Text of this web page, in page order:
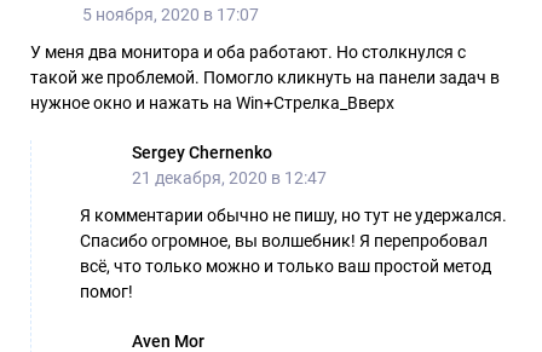
5 ноября, 2020 в 17:07
У меня два монитора и оба работают. Но столкнулся с
такой же проблемой. Помогло кликнуть на панели задач в
нужное окно и нажать на Win+Стрелка_Вверх
Sergey Chernenko
21 декабря, 2020 в 12:47
Я комментарии обычно не пишу, но тут не удержался.
Спасибо огромное, вы волшебник! Я перепробовал
всё, что только можно и только ваш простой метод
помог!
Aven Mor